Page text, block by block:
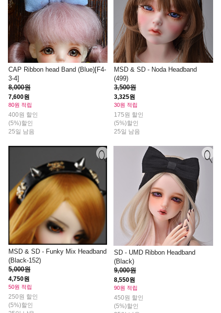
CAP Ribbon head Band (Blue)[F4-
3-4]
8,000원
7,600원
80원 적립
400원 할인
(5%)할인
25일 남음
MSD & SD - Noda Headband
(499)
3,500원
3,325원
30원 적립
175원 할인
(5%)할인
25일 남음
MSD & SD - Funky Mix Headband
(Black-152)
5,000원
4,750원
50원 적립
250원 할인
(5%)할인
SD - UMD Ribbon Headband
(Black)
9,000원
8,550원
90원 적립
450원 할인
(5%)할인